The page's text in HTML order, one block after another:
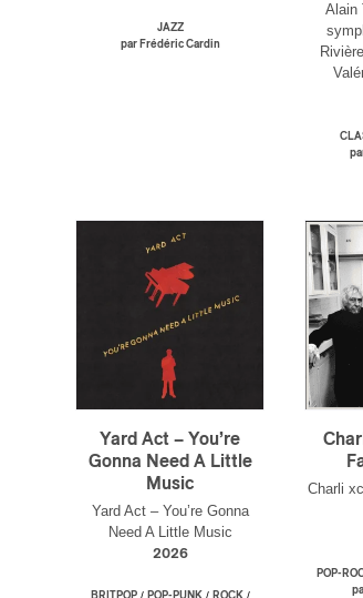
JAZZ
par Frédéric Cardin
Alain
Yard Act – You’re
Gonna Need A Little
Music
Yard Act – You’re Gonna
Need A Little Music
2026
BRITPOP/ POP-PUNK/ ROCK/
Charli
POP-